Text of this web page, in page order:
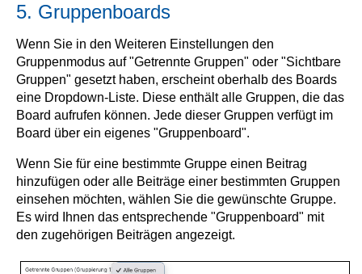
5. Gruppenboards
Wenn Sie in den Weiteren Einstellungen den
Gruppenmodus auf "Getrennte Gruppen" oder "Sichtbare
Gruppen" gesetzt haben, erscheint oberhalb des Boards
eine Dropdown-Liste. Diese enthält alle Gruppen, die das
Board aufrufen können. Jede dieser Gruppen verfügt im
Board über ein eigenes "Gruppenboard".
Wenn Sie für eine bestimmte Gruppe einen Beitrag
hinzufügen oder alle Beiträge einer bestimmten Gruppen
einsehen möchten, wählen Sie die gewünschte Gruppe.
Es wird Ihnen das entsprechende "Gruppenboard" mit
den zugehörigen Beiträgen angezeigt.